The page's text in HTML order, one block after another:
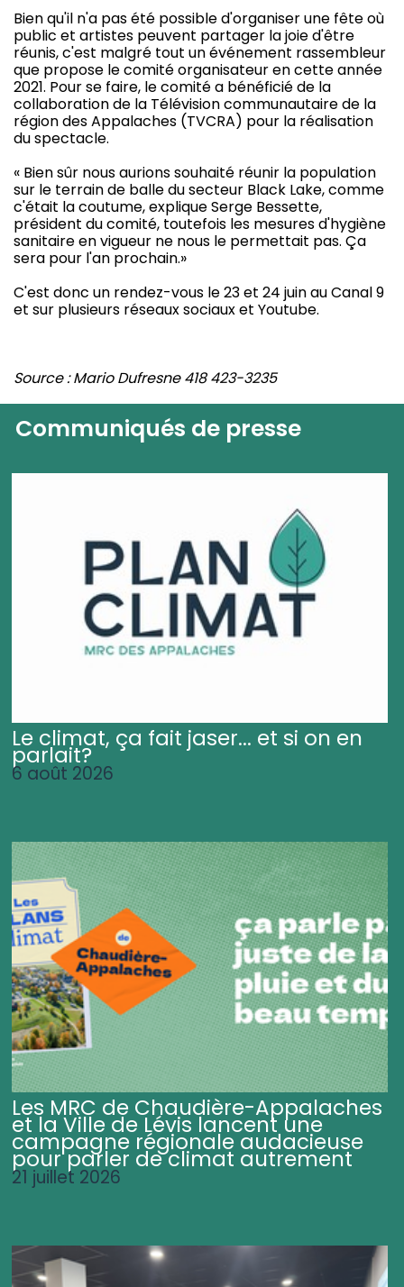
Bien qu'il n'a pas été possible d'organiser une fête où
public et artistes peuvent partager la joie d'être
réunis, c'est malgré tout un événement rassembleur
que propose le comité organisateur en cette année
2021. Pour se faire, le comité a bénéficié de la
collaboration de la Télévision communautaire de la
région des Appalaches (TVCRA) pour la réalisation
du spectacle.
« Bien sûr nous aurions souhaité réunir la population
sur le terrain de balle du secteur Black Lake, comme
c'était la coutume, explique Serge Bessette,
président du comité, toutefois les mesures d'hygiène
sanitaire en vigueur ne nous le permettait pas. Ça
sera pour l'an prochain.»
C'est donc un rendez-vous le 23 et 24 juin au Canal 9
et sur plusieurs réseaux sociaux et Youtube.
Source : Mario Dufresne 418 423-3235
Communiqués de presse
Le climat, ça fait jaser... et si on en
parlait?
6 août 2026
Les MRC de Chaudière-Appalaches
et la Ville de Lévis lancent une
campagne régionale audacieuse
pour parler de climat autrement
21 juillet 2026